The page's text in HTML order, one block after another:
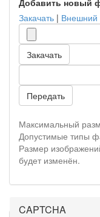
Добавить новый
Закачать | Внешний
Закачать
Передать
Максимальный
Допустимые типы
Размер
будет изменён.
CAPTCHA